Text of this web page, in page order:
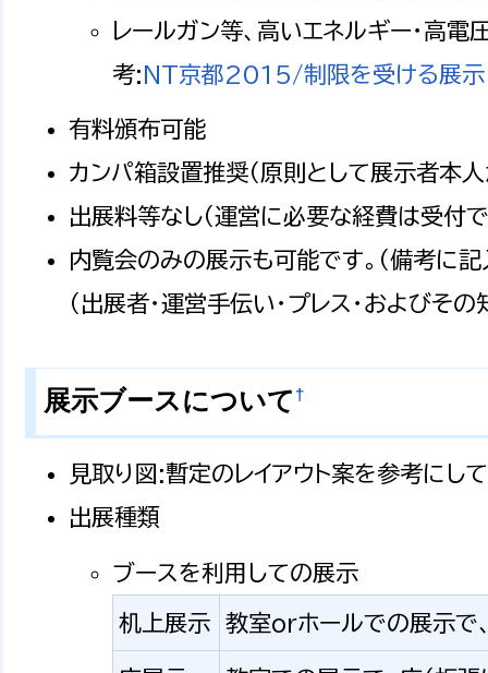
レールガン等、高いエネルギー・高
考:NT京都2015/制限を受ける展示
有料頒布可能
カンパ箱設置推奨（原則として展示者本
出展料等なし（運営に必要な経費は受付
内覧会のみの展示も可能です。（備考に
（出展者・運営手伝い・プレス・およびそ
展示ブースについて †
見取り図:暫定のレイアウト案を参考にし
出展種類
ブースを利用しての展示
机上展示 教室orホールでの展示で